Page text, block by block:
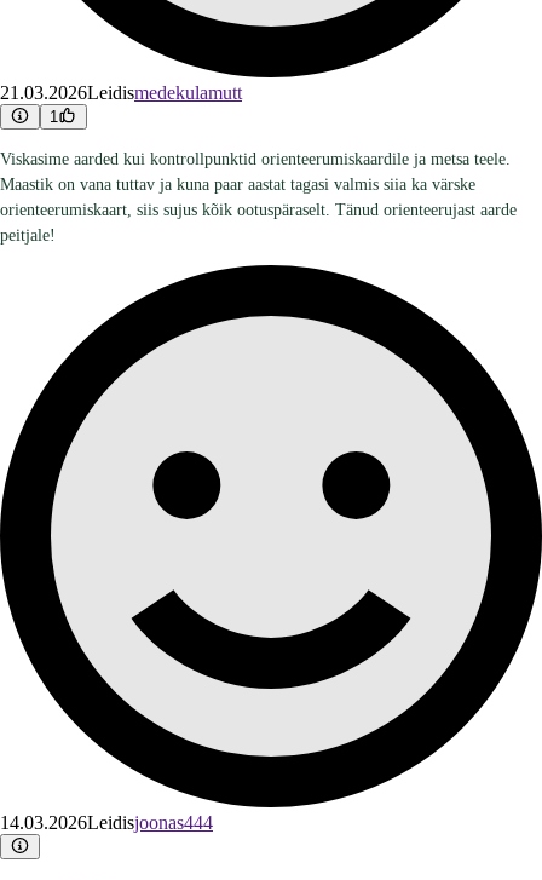
21.03.2026Leidismedekulamutt
1
Viskasime aarded kui kontrollpunktid orienteerumiskaardile ja metsa teele.
Maastik on vana tuttav ja kuna paar aastat tagasi valmis siia ka värske
orienteerumiskaart, siis sujus kõik ootuspäraselt. Tänud orienteerujast aarde
peitjale!
14.03.2026Leidisjoonas444